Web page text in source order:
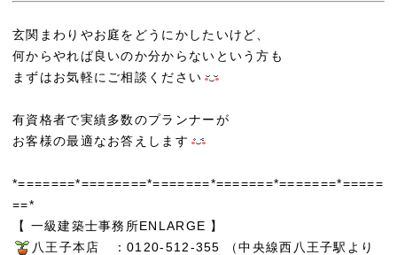
玄関まわりやお庭をどうにかしたいけど、
何からやれば良いのか分からないという方も
まずはお気軽にご相談ください
有資格者で実績多数のプランナーが
お客様の最適なお答えします
*=======*========*=======*=======*=======*=====
==*
【 一級建築士事務所ENLARGE 】
八王子本店 ：0120-512-355 （中央線西八王子駅より